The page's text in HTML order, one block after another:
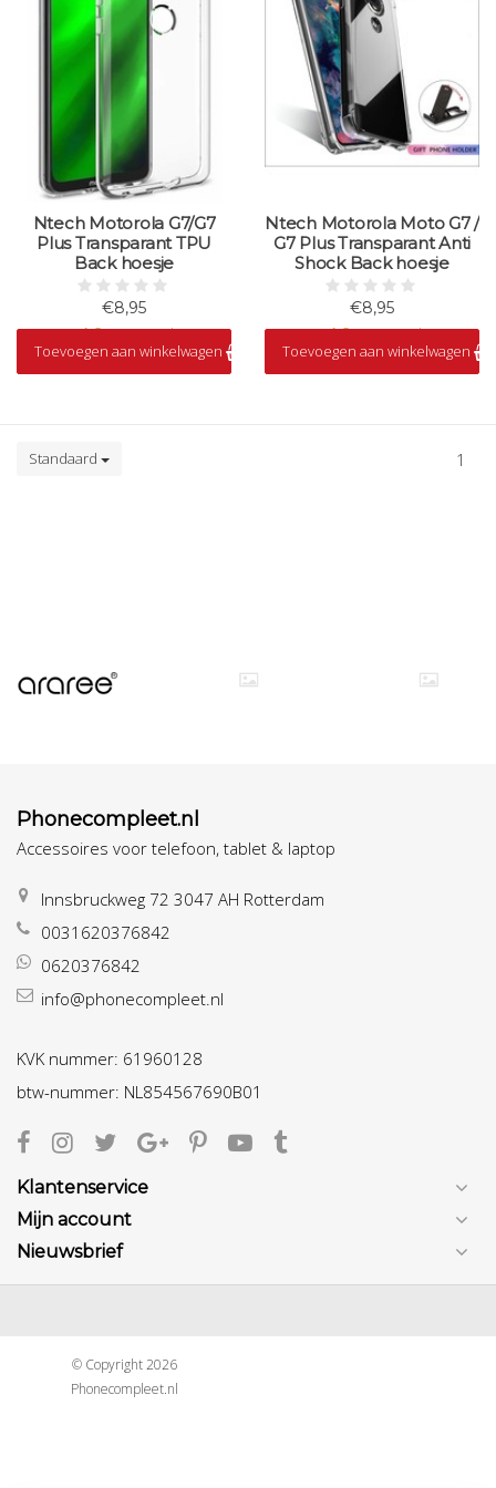
Ntech Motorola G7/G7
Plus Transparant TPU
Back hoesje
€8,95
Op voorraad
Toevoegen aan winkelwagen
Ntech Motorola Moto G7 /
G7 Plus Transparant Anti
Shock Back hoesje
€8,95
Op voorraad
Toevoegen aan winkelwagen
Standaard 1
Phonecompleet.nl
Accessoires voor telefoon, tablet & laptop
Innsbruckweg 72 3047 AH Rotterdam
0031620376842
0620376842
info@phonecompleet.nl
KVK nummer: 61960128
btw-nummer: NL854567690B01
Klantenservice
Mijn account
Nieuwsbrief
© Copyright 2026
Phonecompleet.nl